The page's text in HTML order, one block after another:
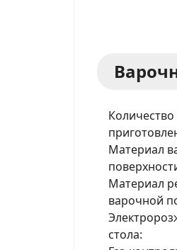
Количество
Материал
Материал
варочной
стола